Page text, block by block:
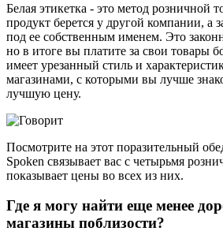
Белая этикетка - это метод розничной
продукт берется у другой компании, а
под ее собственным именем. Это
но в итоге вы платите за свои товары
имеет урезанный стиль и
магазинами, с которыми вы лучше
лучшую цену.
Посмотрите на этот поразительный
Spoken связывает вас с четырьмя
показывает цены во всех из них.
Где я могу найти еще менее
магазины поблизости?